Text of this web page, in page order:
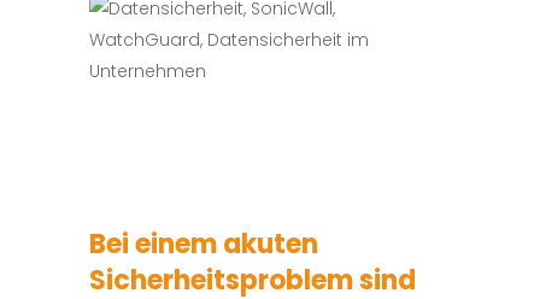
Bei einem akuten
Sicherheitsproblem sind